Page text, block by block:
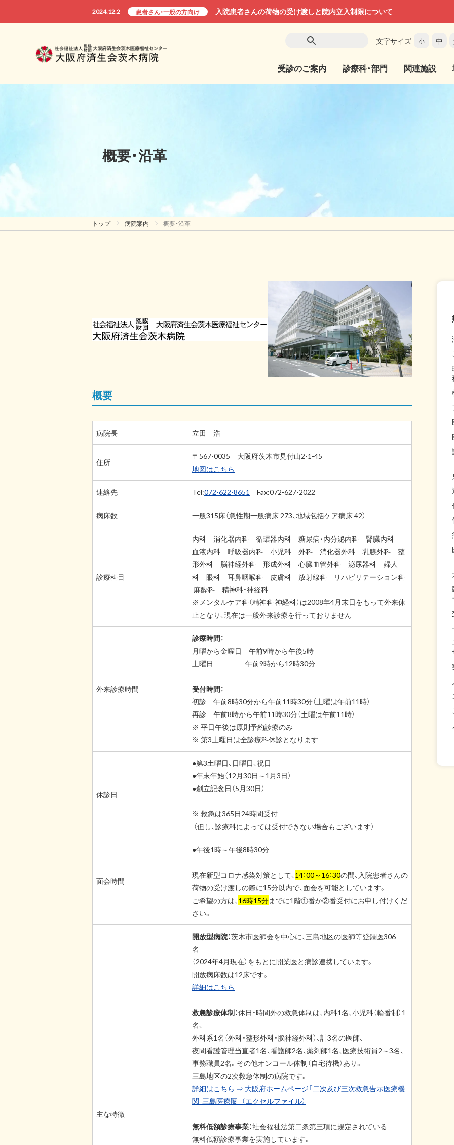
2024.12.2 患者さん・一般の方向け 入院患者さんの荷物の受け渡しと院内立入制限について
受診のご案内 診療科・部門 関連施設
文字サイズ 小 中
概要・沿革
トップ 病院案内 概要・沿革
概要
病院長 立田 浩
住所
〒567-0035 大阪府茨木市見付山2-1-45
地図はこちら
連絡先 Tel:072-622-8651 Fax:072-627-2022
病床数 一般315床（急性期一般病床 273、地域包括ケア病床 42）
診療科目
内科 消化器内科 循環器内科 糖尿病・内分泌内科 腎臓内科
血液内科 呼吸器内科 小児科 外科 消化器外科 乳腺外科 整
形外科 脳神経外科 形成外科 心臓血管外科 泌尿器科 婦人
科 眼科 耳鼻咽喉科 皮膚科 放射線科 リハビリテーション科
麻酔科 精神科・神経科
※メンタルケア科（精神科 神経科）は2008年4月末日をもって外来休
止となり、現在は一般外来診療を行っておりません
外来診療時間
診療時間：
月曜から金曜日 午前9時から午後5時
土曜日 午前9時から12時30分
受付時間：
初診 午前8時30分から午前11時30分（土曜は午前11時）
再診 午前8時から午前11時30分（土曜は午前11時）
※ 平日午後は原則予約診療のみ
※ 第3土曜日は全診療科休診となります
休診日
●第3土曜日、日曜日、祝日
●年末年始（12月30日～1月3日）
●創立記念日（5月30日）
※ 救急は365日24時間受付
（但し、診療科によっては受付できない場合もございます）
面会時間
●午後1時～午後8時30分
現在新型コロナ感染対策として、14：00～16：30の間、入院患者さんの
荷物の受け渡しの際に15分以内で、面会を可能としています。
ご希望の方は、16時15分までに1階①番か②番受付にお申し付けくだ
さい。
主な特徴
開放型病院：茨木市医師会を中心に、三島地区の医師等登録医306
名
（2024年4月現在）をもとに開業医と病診連携しています。
開放病床数は12床です。
詳細はこちら
救急診療体制：休日・時間外の救急体制は、内科1名、小児科（輪番制）1
名、
外科系1名（外科・整形外科・脳神経外科）、計3名の医師、
夜間看護管理当直者1名、看護師2名、薬剤師1名、医療技術員2～3名、
事務職員2名。その他オンコール体制（自宅待機）あり。
三島地区の2次救急体制の病院です。
詳細はこちら ⇒ 大阪府ホームページ「二次及び三次救急告示医療機
関_三島医療圏」（エクセルファイル）
無料低額診療事業：社会福祉法第二条第三項に規定されている
無料低額診療事業を実施しています。